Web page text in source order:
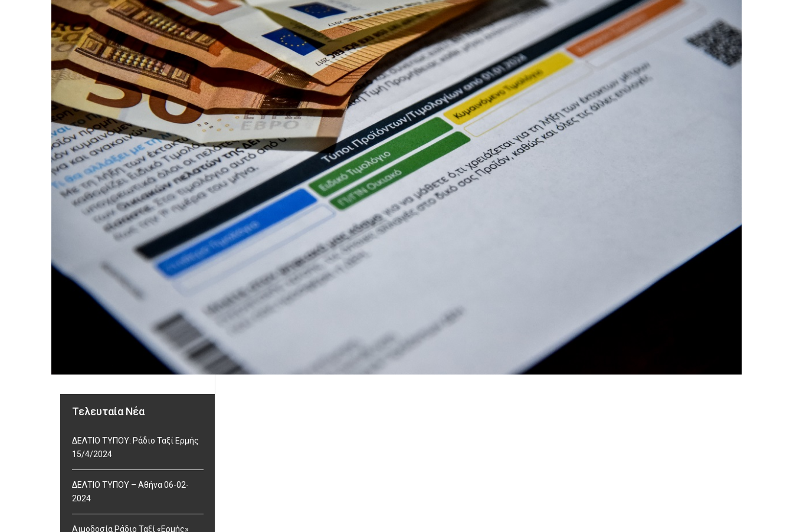
Σταθμούς – ΚΤΕΛ
Μεταφορά Ασυνόδευτων
Υγεία
Pet
Viber Ταξί Ερμής
Τελευταία Νέα
ΔΕΛΤΙΟ ΤΥΠΟΥ: Ράδιο Ταξί Ερμής
15/4/2024
ΔΕΛΤΙΟ ΤΥΠΟΥ – Αθήνα 06-02-
2024
Αιμοδοσία Ράδιο Ταξί «Ερμής»